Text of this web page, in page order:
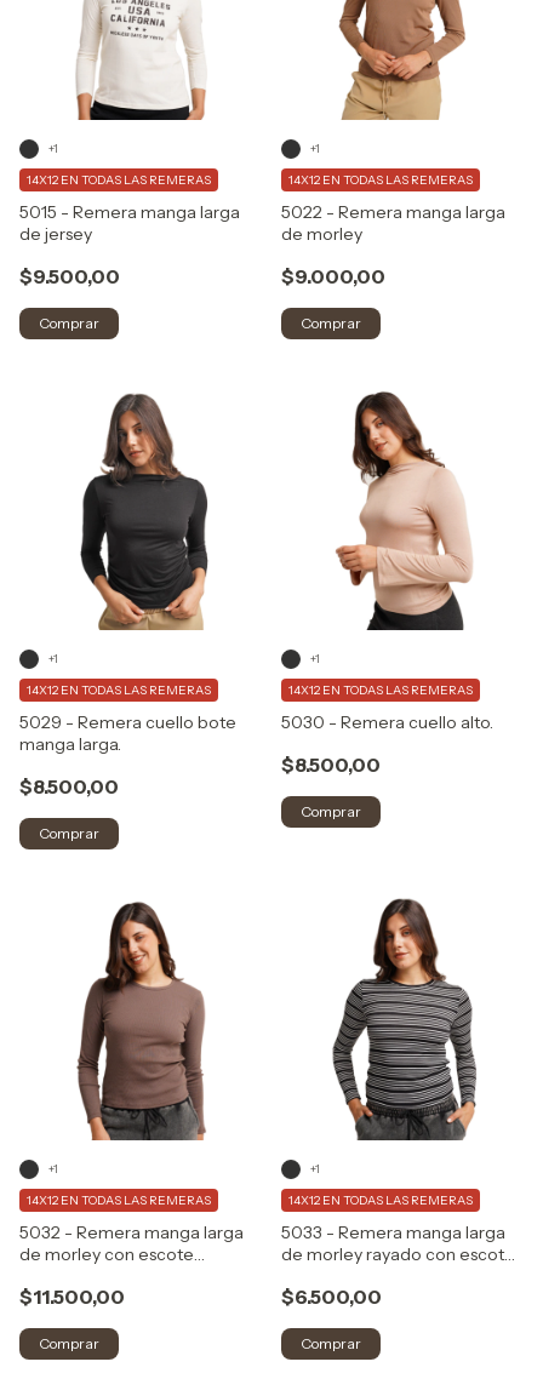
5015 - Remera manga larga
de jersey
$9.500,00
14X12 EN TODAS LAS REMERAS
+1
Comprar
5022 - Remera manga larga
de morley
$9.000,00
14X12 EN TODAS LAS REMERAS
+1
Comprar
5029 - Remera cuello bote
manga larga.
$8.500,00
14X12 EN TODAS LAS REMERAS
+1
Comprar
5030 - Remera cuello alto.
$8.500,00
14X12 EN TODAS LAS REMERAS
+1
Comprar
5032 - Remera manga larga
de morley con escote
$11.500,00
14X12 EN TODAS LAS REMERAS
+1
Comprar
5033 - Remera manga larga
de morley rayado con escote
$6.500,00
14X12 EN TODAS LAS REMERAS
+1
Comprar